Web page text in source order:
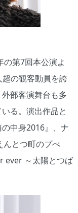
第7回本公演よ
の観客動員を誇
部客演舞台も多
る。演出作品と
中身2016』、ナ
んとつ町のプぺ
ever ～太陽とつば